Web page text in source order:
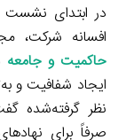
در ابتدای
افسانه شرکت،
حاکمیت و جامعه
ایجاد شفافیت و
نظر گرفته‌شده
صرفاً برای